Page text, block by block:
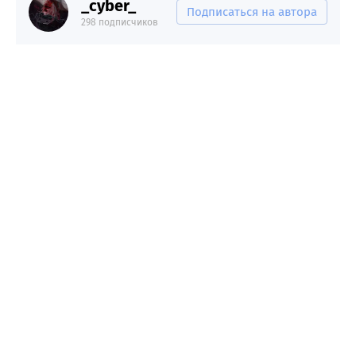
_cyber_
298 подписчиков
Подписаться на автора